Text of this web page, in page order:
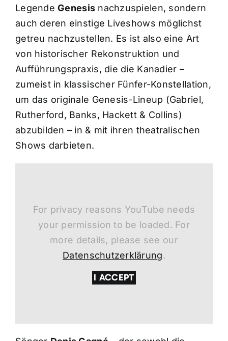
LegendeGenesis nachzuspielen, sondern
auch deren einstige Liveshows möglichst
getreu nachzustellen. Es ist also eine Art
von historischer Rekonstruktion und
Aufführungspraxis, die die Kanadier –
zumeist in klassischer Fünfer-Konstellation,
um das originale Genesis-Lineup (Gabriel,
Rutherford, Banks, Hackett & Collins)
abzubilden – in & mit ihren theatralischen
Shows darbieten.
For privacy reasons YouTube needs
your permission to be loaded. For
more details, please see our
Datenschutzerklärung.
I ACCEPT